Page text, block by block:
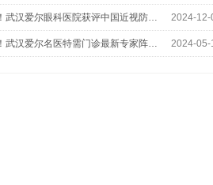
武汉爱尔眼科医院获评中国近视防… 2024-12-
武汉爱尔名医特需门诊最新专家阵… 2024-05-